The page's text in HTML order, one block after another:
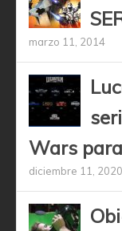
marzo 11, 2014
Wars
diciembre 11, 2020